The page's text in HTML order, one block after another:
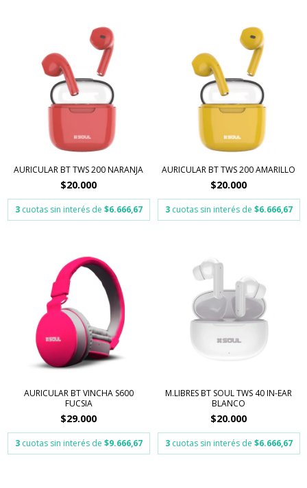
AURICULAR BT TWS 200 NARANJA
$20.000
3 cuotas sin interés de $6.666,67
AURICULAR BT TWS 200 AMARILLO
$20.000
3 cuotas sin interés de $6.666,67
AURICULAR BT VINCHA S600
FUCSIA
$29.000
3 cuotas sin interés de $9.666,67
M.LIBRES BT SOUL TWS 40 IN-EAR
BLANCO
$20.000
3 cuotas sin interés de $6.666,67